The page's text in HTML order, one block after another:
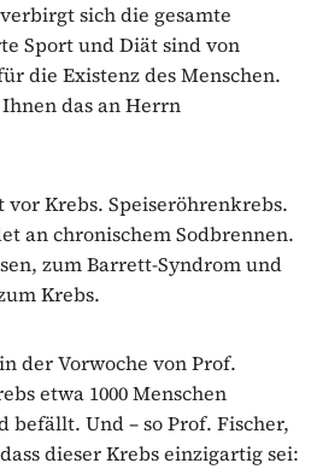
sich die gesamte
Sport und Diät sind von
die Existenz des Menschen.
das an Herrn
Krebs. Speiseröhrenkrebs.
an chronischem Sodbrennen.
zum Barrett-Syndrom und
Krebs.
der Vorwoche von Prof.
etwa 1000 Menschen
Und – so Prof. Fischer,
dieser Krebs einzigartig sei: